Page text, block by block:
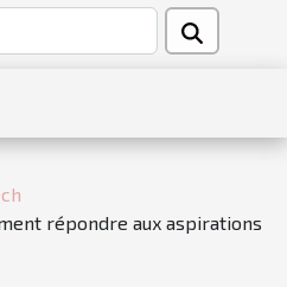
répondre aux aspirations